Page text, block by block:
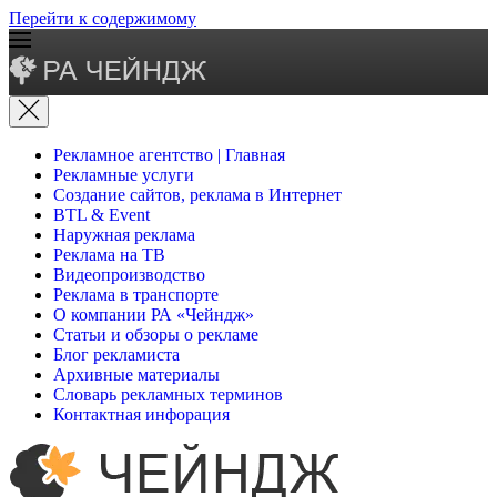
Перейти к содержимому
Рекламное агентство | Главная
Рекламные услуги
Создание сайтов, реклама в Интернет
BTL & Event
Наружная реклама
Реклама на ТВ
Видеопроизводство
Реклама в транспорте
О компании РА «Чейндж»
Статьи и обзоры о рекламе
Блог рекламиста
Архивные материалы
Словарь рекламных терминов
Контактная инфорация